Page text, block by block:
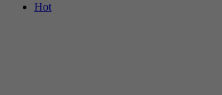
Hot